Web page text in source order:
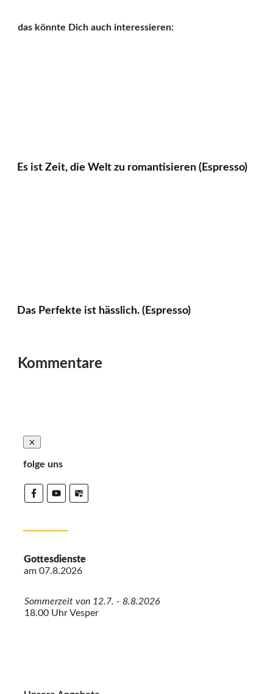
das könnte Dich auch interessieren:
Es ist Zeit, die Welt zu romantisieren (Espresso)
Das Perfekte ist hässlich. (Espresso)
Kommentare
folge uns
Gottesdienste
am 07.8.2026
Sommerzeit von 12.7. - 8.8.2026
18.00 Uhr Vesper